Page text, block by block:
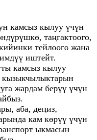
камсыз кылуу үчүн
таңгактоого,
тейлөөгө жана
иштейт.
камсыз кылуу
кызыкчылыктарын
жардам берүү үчүн
аба, деңиз,
кам көрүү үчүн
ыкмасын